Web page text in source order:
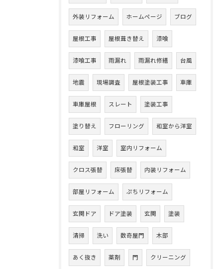
外装リフォーム ホームページ ブログ
屋根工事 屋根葺き替え 漆喰
漆喰工事 雨漏れ 雨漏れ修繕 台風
地震 現場調査 屋根塗装工事 車庫
車庫屋根 スレート 塗装工事
塗り替え フローリング 和室から洋室
和室 洋室 室内リフォーム
クロス張替 床張替 内装リフォーム
部屋リフォーム ぷちリフォーム
玄関ドア ドア塗装 玄関 塗装
清掃 洗い 数奇屋門 木部
あく抜き 薬剤 門 クリーニング